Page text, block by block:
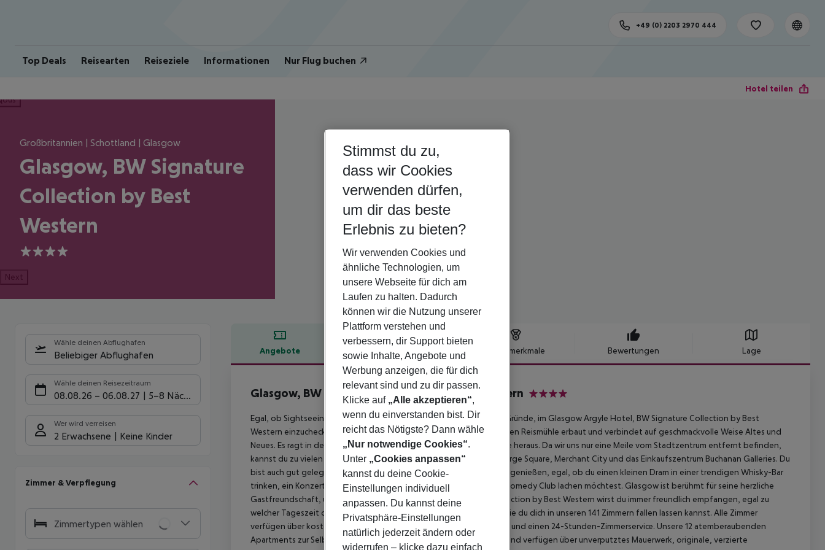
Top Deals Reisearten Reiseziele Informationen Nur Flug buchen
+49 (0) 2203 2970 444
Hotel teilen
Großbritannien | Schottland | Glasgow
Glasgow, BW Signature
Collection by Best
Western
4
Next
Wähle deinen Abflughafen
Beliebiger Abflughafen
Wähle deinen Reisezeitraum
08.08.26 – 06.08.27 5-8 Nächte
Wer wird verreisen
2 Erwachsene Keine Kinder
Zimmer & Verpflegung
Zimmertypen wählen
Angebote Hotelbeschreibung Hotelmerkmale Bewertungen Lage
Hotelbeschreibung
Glasgow, BW Signature Collection by Best Western
Egal, ob Sightseeing, Shopping, Sport oder Business, es gibt viele Gründe, im Glasgow Argyle Hotel, BW Signature Collection by Best
Western einzuchecken. Das Hotel wurde an der Stelle einer ehemaligen Reismühle erbaut und verbindet auf geschmackvolle Weise Altes und
Neues. Es ragt in der Skyline von Glasgow in der Nähe des River Clyde heraus. Da wir uns nur eine Meile vom Stadtzentrum entfernt befinden,
kannst du zu vielen Attraktionen von Glasgow gehen, darunter George Square, Merchant City und das Einkaufszentrum Buchanan Galleries. Du
bist auch gut gelegen, um das fantastische Nachtleben der Stadt zu genießen, egal, ob du einen kleinen Dram in einer trendigen Whisky-Bar
trinken, ein Konzert in The SSE Hydro besuchen oder im The Stand Comedy Club lachen möchtest. Glasgow ist berühmt für seine herzliche
Gastfreundschaft, und im Glasgow Argyle Hotel, BW Signature Collection by Best Western wirst du immer freundlich empfangen, egal zu
welcher Tageszeit du anreist. Wir haben super bequeme Betten, in die du dich in unseren 141 Zimmern fallen lassen kannst. Alle Zimmer
verfügen über kostenfreies WLAN, große Plasma-Flachbildfernseher und einen 24-Stunden-Zimmerservice. Unsere 12 atemberaubenden
Apartments zur Selbstverpflegung befinden sich in der alten Mühle und verfügen über unverputztes Mauerwerk, originale, verzierte
Stimmst du zu,
dass wir Cookies
verwenden dürfen,
um dir das beste
Erlebnis zu bieten?
Wir verwenden Cookies und
ähnliche Technologien, um
unsere Webseite für dich am
Laufen zu halten. Dadurch
können wir die Nutzung unserer
Plattform verstehen und
verbessern, dir Support bieten
sowie Inhalte, Angebote und
Werbung anzeigen, die für dich
relevant sind und zu dir passen.
Klicke auf „Alle akzeptieren“,
wenn du einverstanden bist. Dir
reicht das Nötigste? Dann wähle
„Nur notwendige Cookies“.
Unter „Cookies anpassen“
kannst du deine Cookie-
Einstellungen individuell
anpassen. Du kannst deine
Privatsphäre-Einstellungen
natürlich jederzeit ändern oder
widerrufen – klicke dazu einfach